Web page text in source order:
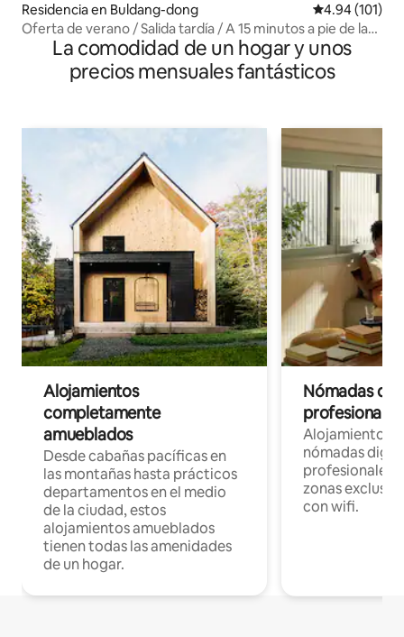
Residencia en Buldang-dong Calificación
4.94 (101)
Oferta de verano / Salida tardía / A 15 minutos a pie de la
estación de Cheonan-Asan / Para 6 personas /
2 televisiones / Para familias / Cerca del callejón
gastronómico de Buldang / Sillón de masaje / Bidé
La comodidad de un hogar y unos
precios mensuales fantásticos
Alojamientos
completamente
amueblados
Desde cabañas pacíficas en
las montañas hasta prácticos
departamentos en el medio
de la ciudad, estos
alojamientos amueblados
tienen todas las amenidades
de un hogar.
Nómadas
Alojamientos
nómadas
profesionales
zonas
con wifi.